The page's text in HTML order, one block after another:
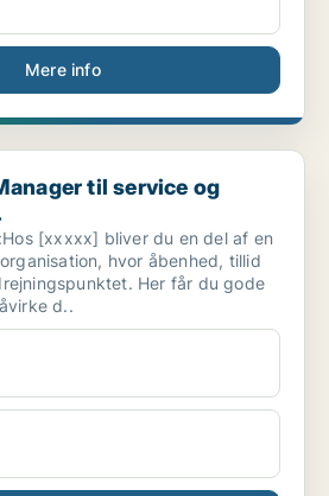
Mere info
til service og vedligehold a...
til service og
[xxxxx] bliver du en del af en
hvor åbenhed, tillid
Her får du gode
d..